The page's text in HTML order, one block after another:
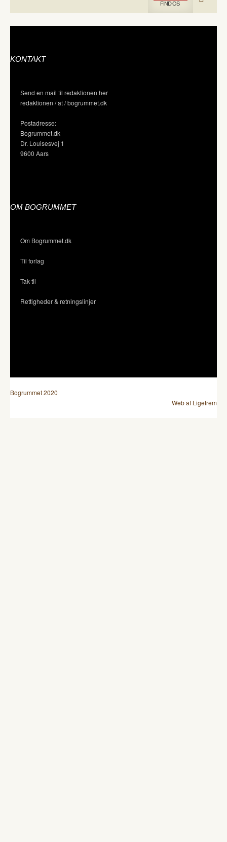
FIND OS
KONTAKT
Send en mail til redaktionen her
redaktionen / at / bogrummet.dk
Postadresse:
Bogrummet.dk
Dr. Louisesvej 1
9600 Aars
OM BOGRUMMET
Om Bogrummet.dk
Til forlag
Tak til
Rettigheder & retningslinjer
Bogrummet 2020
Web af Ligefrem